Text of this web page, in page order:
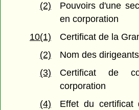
(2)
Pouvoirs d'une
en corporation
10(1)
Certificat de la
(2)
Nom des dirigeants
(3)
Certificat de
corporation
(4)
Effet du certificat